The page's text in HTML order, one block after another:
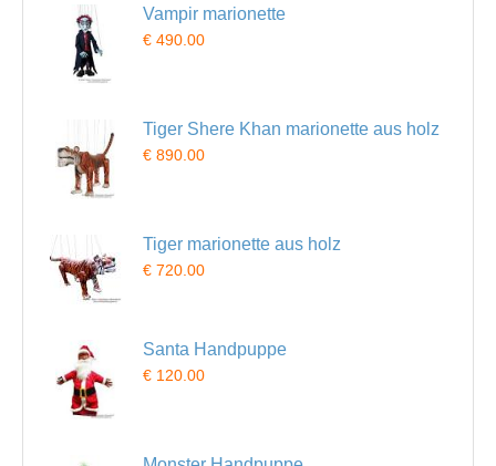
Vampir marionette
€ 490.00
Tiger Shere Khan marionette aus holz
€ 890.00
Tiger marionette aus holz
€ 720.00
Santa Handpuppe
€ 120.00